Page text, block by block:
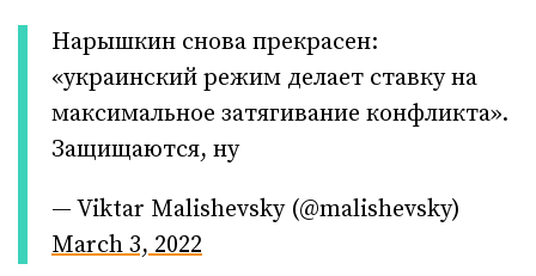
Нарышкин снова прекрасен:
«украинский режим делает ставку на
максимальное затягивание конфликта».
Защищаются, ну
— Viktar Malishevsky (@malishevsky)
March 3, 2022